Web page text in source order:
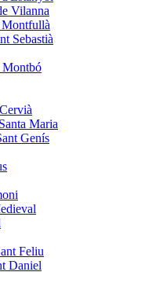
Vilanna
Montfullà
Sebastià
Montbó
Maria
Genís
Feliu
Daniel